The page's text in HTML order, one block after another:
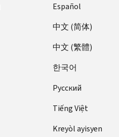
Español
中文 (简体)
中文 (繁體)
한국어
Pусский
Tiếng Việt
Kreyòl ayisyen